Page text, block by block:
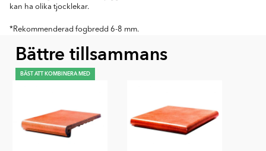
kan ha olika tjocklekar.
*Rekommenderad fogbredd 6-8 mm.
Bättre tillsammans
BÄST ATT KOMBINERA MED